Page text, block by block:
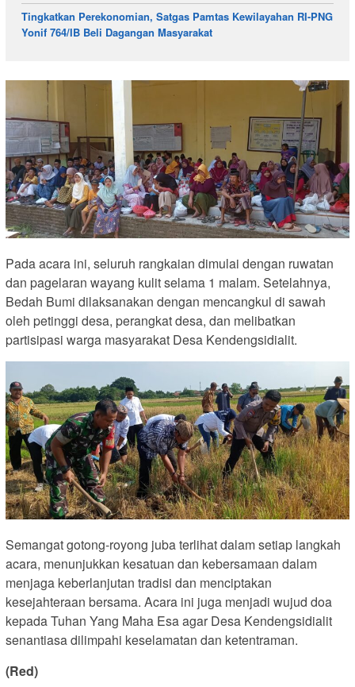
Tingkatkan Perekonomian, Satgas Pamtas Kewilayahan RI-PNG
Yonif 764/IB Beli Dagangan Masyarakat
Pada acara ini, seluruh rangkaian dimulai dengan ruwatan
dan pagelaran wayang kulit selama 1 malam. Setelahnya,
Bedah Bumi dilaksanakan dengan mencangkul di sawah
oleh petinggi desa, perangkat desa, dan melibatkan
partisipasi warga masyarakat Desa Kendengsidialit.
Semangat gotong-royong juba terlihat dalam setiap langkah
acara, menunjukkan kesatuan dan kebersamaan dalam
menjaga keberlanjutan tradisi dan menciptakan
kesejahteraan bersama. Acara ini juga menjadi wujud doa
kepada Tuhan Yang Maha Esa agar Desa Kendengsidialit
senantiasa dilimpahi keselamatan dan ketentraman.
(Red)